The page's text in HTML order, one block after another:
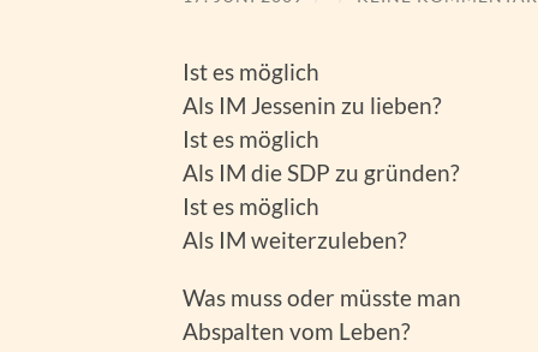
Ist es möglich
Als IM Jessenin zu lieben?
Ist es möglich
Als IM die SDP zu gründen?
Ist es möglich
Als IM weiterzuleben?
Was muss oder müsste man
Abspalten vom Leben?